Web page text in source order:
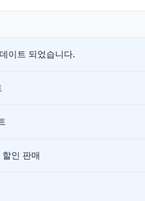
이트 되었습니다.
인 판매